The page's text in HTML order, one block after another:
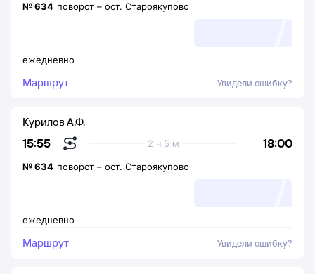
ежедневно
№634 поворот – ост. Староякупово
Маршрут Увидели ошибку?
15:55 18:00
2 ч 5 м
Курилов А.Ф.
ежедневно
№634 поворот – ост. Староякупово
Маршрут Увидели ошибку?